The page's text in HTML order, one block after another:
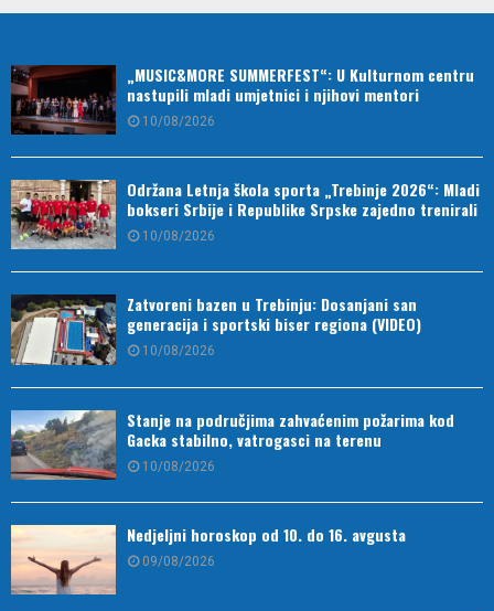
„MUSIC&MORE SUMMERFEST“: U Kulturnom centru
nastupili mladi umjetnici i njihovi mentori
10/08/2026
Održana Letnja škola sporta „Trebinje 2026“: Mladi
bokseri Srbije i Republike Srpske zajedno trenirali
10/08/2026
Zatvoreni bazen u Trebinju: Dosanjani san
generacija i sportski biser regiona (VIDEO)
10/08/2026
Stanje na područjima zahvaćenim požarima kod
Gacka stabilno, vatrogasci na terenu
10/08/2026
Nedjeljni horoskop od 10. do 16. avgusta
09/08/2026